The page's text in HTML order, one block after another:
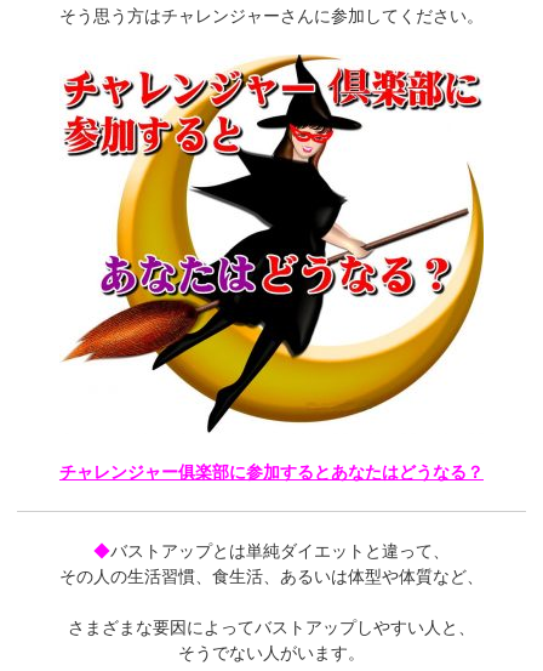
そう思う方はチャレンジャーさんに参加してください。
チャレンジャー俱楽部に参加するとあなたはどうなる？
◆バストアップとは単純ダイエットと違って、
その人の生活習慣、食生活、あるいは体型や体質など、
さまざまな要因によってバストアップしやすい人と、
そうでない人がいます。